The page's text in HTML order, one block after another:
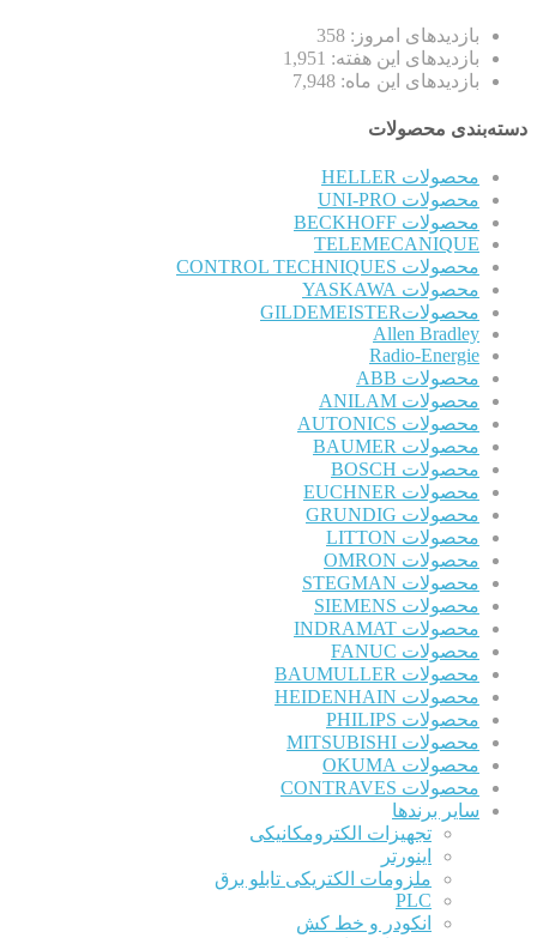
بازدیدهای امروز: 358
بازدیدهای این هفته: 1,951
بازدیدهای این ماه: 7,948
دسته‌بندی محصولات
محصولات HELLER
محصولات UNI-PRO
محصولات BECKHOFF
TELEMECANIQUE
محصولات CONTROL TECHNIQUES
محصولات YASKAWA
محصولاتGILDEMEISTER
Allen Bradley
Radio-Energie
محصولات ABB
محصولات ANILAM
محصولات AUTONICS
محصولات BAUMER
محصولات BOSCH
محصولات EUCHNER
محصولات GRUNDIG
محصولات LITTON
محصولات OMRON
محصولات STEGMAN
محصولات SIEMENS
محصولات INDRAMAT
محصولات FANUC
محصولات BAUMULLER
محصولات HEIDENHAIN
محصولات PHILIPS
محصولات MITSUBISHI
محصولات OKUMA
محصولات CONTRAVES
سایر برندها
تجهیزات الکترومکانیکی
اینورتر
ملزومات الکتریکی تابلو برق
PLC
انکودر و خط کش